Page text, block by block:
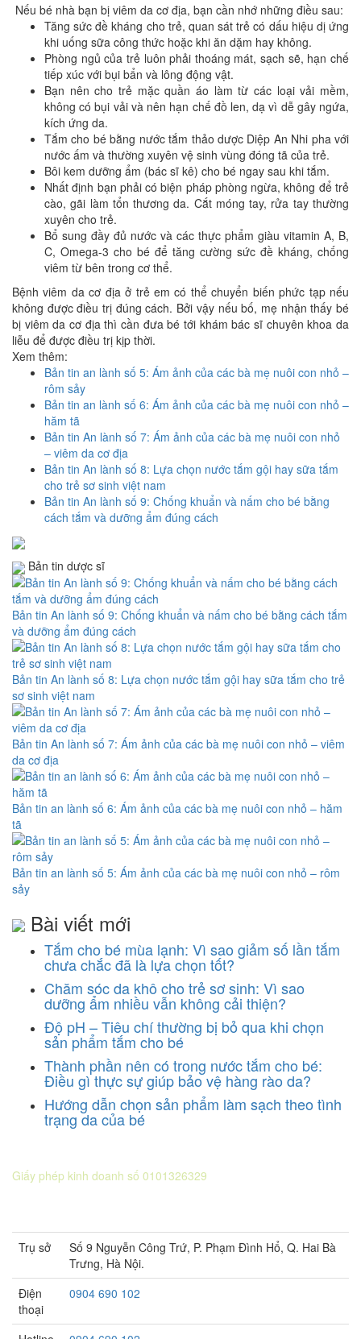
Nếu bé nhà bạn bị viêm da cơ địa, bạn cần nhớ những điều sau:
Tăng sức đề kháng cho trẻ, quan sát trẻ có dấu hiệu dị ứng
khi uống sữa công thức hoặc khi ăn dặm hay không.
Phòng ngủ của trẻ luôn phải thoáng mát, sạch sẽ, hạn chế
tiếp xúc với bụi bẩn và lông động vật.
Bạn nên cho trẻ mặc quần áo làm từ các loại vải mềm,
không có bụi vải và nên hạn chế đồ len, dạ vì dễ gây ngứa,
kích ứng da.
Tắm cho bé bằng nước tắm thảo dược Diệp An Nhi pha với
nước ấm và thường xuyên vệ sinh vùng đóng tã của trẻ.
Bôi kem dưỡng ẩm (bác sĩ kê) cho bé ngay sau khi tắm.
Nhất định bạn phải có biện pháp phòng ngừa, không để trẻ
cào, gãi làm tổn thương da. Cắt móng tay, rửa tay thường
xuyên cho trẻ.
Bổ sung đầy đủ nước và các thực phẩm giàu vitamin A, B,
C, Omega-3 cho bé để tăng cường sức đề kháng, chống
viêm từ bên trong cơ thể.
Bệnh viêm da cơ địa ở trẻ em có thể chuyển biến phức tạp nếu
không được điều trị đúng cách. Bởi vậy nếu bố, mẹ nhận thấy bé
bị viêm da cơ địa thì cần đưa bé tới khám bác sĩ chuyên khoa da
liễu để được điều trị kịp thời.
Xem thêm:
Bản tin an lành số 5: Ám ảnh của các bà mẹ nuôi con nhỏ –
rôm sảy
Bản tin an lành số 6: Ám ảnh của các bà mẹ nuôi con nhỏ –
hăm tã
Bản tin An lành số 7: Ám ảnh của các bà mẹ nuôi con nhỏ
– viêm da cơ địa
Bản tin An lành số 8: Lựa chọn nước tắm gội hay sữa tắm
cho trẻ sơ sinh việt nam
Bản tin An lành số 9: Chống khuẩn và nấm cho bé bằng
cách tắm và dưỡng ẩm đúng cách
Bản tin dược sĩ
Bản tin An lành số 9: Chống khuẩn và nấm cho bé bằng cách tắm
và dưỡng ẩm đúng cách
Bản tin An lành số 8: Lựa chọn nước tắm gội hay sữa tắm cho trẻ
sơ sinh việt nam
Bản tin An lành số 7: Ám ảnh của các bà mẹ nuôi con nhỏ – viêm
da cơ địa
Bản tin an lành số 6: Ám ảnh của các bà mẹ nuôi con nhỏ – hăm
tã
Bản tin an lành số 5: Ám ảnh của các bà mẹ nuôi con nhỏ – rôm
sảy
Bài viết mới
Tắm cho bé mùa lạnh: Vì sao giảm số lần tắm
chưa chắc đã là lựa chọn tốt?
Chăm sóc da khô cho trẻ sơ sinh: Vì sao
dưỡng ẩm nhiều vẫn không cải thiện?
Độ pH – Tiêu chí thường bị bỏ qua khi chọn
sản phẩm tắm cho bé
Thành phần nên có trong nước tắm cho bé:
Điều gì thực sự giúp bảo vệ hàng rào da?
Hướng dẫn chọn sản phẩm làm sạch theo tình
trạng da của bé
Giấy phép kinh doanh số 0101326329
Trụ sở
Số 9 Nguyễn Công Trứ, P. Phạm Đình Hổ, Q. Hai Bà
Trưng, Hà Nội.
Điện
thoại
0904 690 102